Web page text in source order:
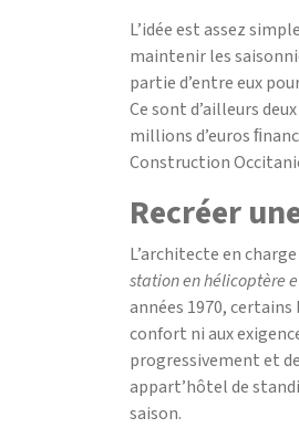
L’idée est assez
maintenir les
partie d’entre eux
Ce sont d’ailleurs
millions d’euros
Construction
Recréer
L’architecte en
station en hélicoptère
années 1970,
confort ni aux
progressivement et
appart’hôtel de
saison.